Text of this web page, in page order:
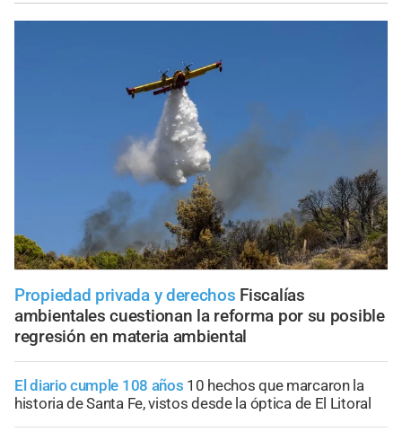
Propiedad privada y derechos Fiscalías
ambientales cuestionan la reforma por su posible
regresión en materia ambiental
El diario cumple 108 años 10 hechos que marcaron la
historia de Santa Fe, vistos desde la óptica de El Litoral